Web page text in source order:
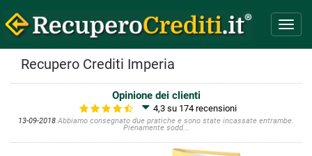
Recupero Crediti Imperia
Opinione dei clienti
4,3 su 174 recensioni
13-09-2018 Abbiamo consegnato due pratiche e sono state incassate entrambe.
Pienamente sodd...